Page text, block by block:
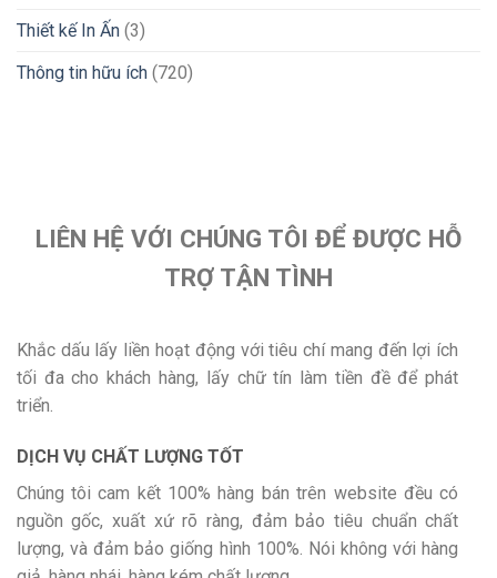
Thiết kế In Ấn (3)
Thông tin hữu ích (720)
LIÊN HỆ VỚI CHÚNG TÔI ĐỂ ĐƯỢC HỖ
TRỢ TẬN TÌNH
Khắc dấu lấy liền hoạt động với tiêu chí mang đến lợi ích
tối đa cho khách hàng, lấy chữ tín làm tiền đề để phát
triển.
DỊCH VỤ CHẤT LƯỢNG TỐT
Chúng tôi cam kết 100% hàng bán trên website đều có
nguồn gốc, xuất xứ rõ ràng, đảm bảo tiêu chuẩn chất
lượng, và đảm bảo giống hình 100%. Nói không với hàng